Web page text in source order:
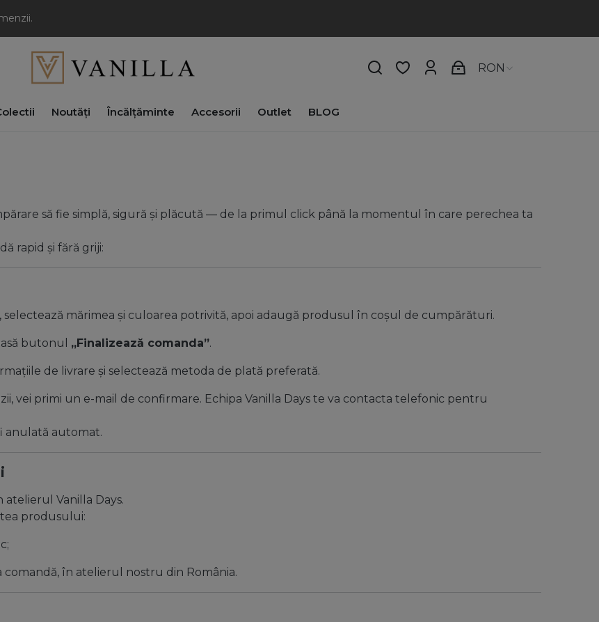
Noutăți Încălțăminte Accesorii Outlet BLOG
RON
să fie simplă, sigură și plăcută — de la primul click până la momentul în care perechea ta
rapid și fără griji:
selectează mărimea și culoarea potrivită, apoi adaugă produsul în coșul de cumpărături.
butonul „Finalizează comanda”.
de livrare și selectează metoda de plată preferată.
vei primi un e-mail de confirmare. Echipa Vanilla Days te va contacta telefonic pentru
anulată automat.
Vanilla Days.
produsului:
în atelierul nostru din România.